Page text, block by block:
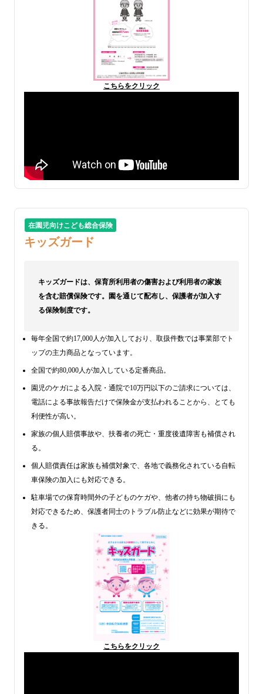
こちらをクリック
在園児向けこども総合保険
キッズガード
キッズガードは、保育所利用者の傷害および利用者の家族
を含む賠償保険です。園を通じて配布し、保護者が加入す
る保険制度です。
毎年全国で約17,000人が加入しており、取扱件数では事業部でト
ップの主力商品となっています。
全国で約80,000人が加入している定番商品。
園児のケガによる入院・通院で10万円以下のご請求については、
電話による事故報告だけで保険金が支払われることから、とても
利便性が高い。
家族の個人賠償事故や、扶養者の死亡・重度後遺障害も補償され
る。
個人賠償責任は家族も補償対象で、各地で義務化されている自転
車保険の加入にも対応できる。
駐車場での保育時間外の子どものケガや、他者の持ち物破損にも
対応できるため、保護者同士のトラブル防止などに効果が期待で
きる。
こちらをクリック